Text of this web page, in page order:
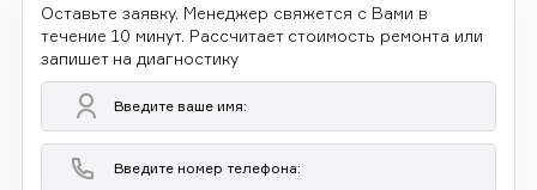
Оставьте заявку. Менеджер свяжется с Вами в
течение 10 минут. Рассчитает стоимость ремонта или
запишет на диагностику